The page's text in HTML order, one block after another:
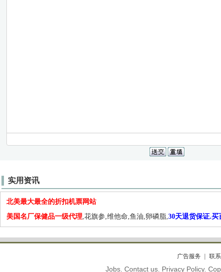
实用资讯
北美最大最全的折扣机票网站
美国名厂保健品一级代理,花旗参,维他命,鱼油,卵磷脂,30天退货保证.买
广告服务 联
Jobs. Contact us. Privacy Policy.